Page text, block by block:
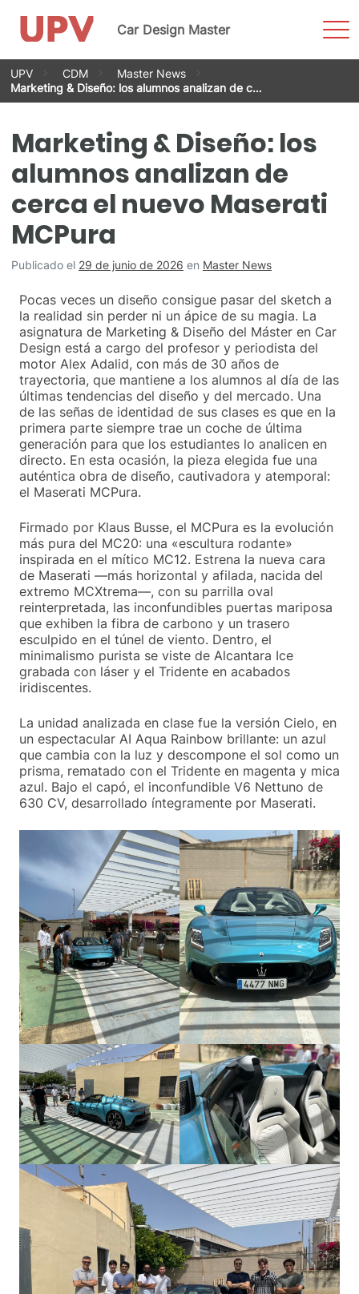
Saltar
contenido
Car Design Master
UPV CDM
Master News
Marketing & Diseño: los alumnos analizan de c…
Marketing & Diseño: los
alumnos analizan de
cerca el nuevo Maserati
MCPura
Publicado el 29 de junio de 2026 en Master News
Pocas veces un diseño consigue pasar del sketch a
la realidad sin perder ni un ápice de su magia. La
asignatura de Marketing & Diseño del Máster en Car
Design está a cargo del profesor y periodista del
motor Alex Adalid, con más de 30 años de
trayectoria, que mantiene a los alumnos al día de las
últimas tendencias del diseño y del mercado. Una
de las señas de identidad de sus clases es que en la
primera parte siempre trae un coche de última
generación para que los estudiantes lo analicen en
directo. En esta ocasión, la pieza elegida fue una
auténtica obra de diseño, cautivadora y atemporal:
el Maserati MCPura.
Firmado por Klaus Busse, el MCPura es la evolución
más pura del MC20: una «escultura rodante»
inspirada en el mítico MC12. Estrena la nueva cara
de Maserati —más horizontal y afilada, nacida del
extremo MCXtrema—, con su parrilla oval
reinterpretada, las inconfundibles puertas mariposa
que exhiben la fibra de carbono y un trasero
esculpido en el túnel de viento. Dentro, el
minimalismo purista se viste de Alcantara Ice
grabada con láser y el Tridente en acabados
iridiscentes.
La unidad analizada en clase fue la versión Cielo, en
un espectacular AI Aqua Rainbow brillante: un azul
que cambia con la luz y descompone el sol como un
prisma, rematado con el Tridente en magenta y mica
azul. Bajo el capó, el inconfundible V6 Nettuno de
630 CV, desarrollado íntegramente por Maserati.